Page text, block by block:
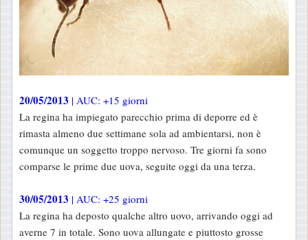
20/05/2013 | AUC: +15 giorni
La regina ha impiegato parecchio prima di deporre ed è
rimasta almeno due settimane sola ad ambientarsi, non è
comunque un soggetto troppo nervoso. Tre giorni fa sono
comparse le prime due uova, seguite oggi da una terza.
30/05/2013 | AUC: +25 giorni
La regina ha deposto qualche altro uovo, arrivando oggi ad
averne 7 in totale. Sono uova allungate e piuttosto grosse